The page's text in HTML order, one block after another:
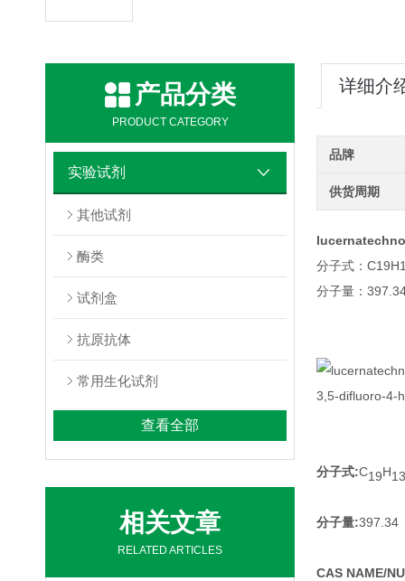
产品分类
PRODUCT CATEGORY
实验试剂
其他试剂
酶类
试剂盒
抗原抗体
常用生化试剂
查看全部
相关文章
RELATED ARTICLES
详细介
品牌
供货周期
分子式：
分子量：
3,5-difluoro-4-
分子式:C19H13
分子量:397.34
CAS NAME/